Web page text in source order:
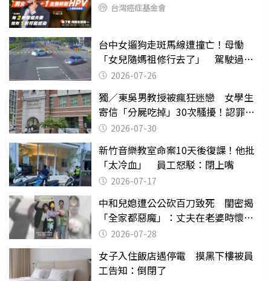
台灣癌症基金會
台中女遛狗走斑馬線遭撞亡！母慟
「女兒隨媽祖修行去了」 駕駛過失
致死判9月
2026-07-26
獨／東吳男教授被瘋狂迷戀 女學生
寄信「分屍吃掉」30次騷擾！認罪免
關 2026-07-30
新竹音樂教室命案10天後復課！他批
「太冷血」 員工怒駁：閉上嘴
2026-07-17
中和兒媳遭公公砍百刀致死 閨密揭
「全家都惡魔」：丈夫在老婆時懷孕
摔東西
2026-07-28
女子入住飯店遇停電 摸黑下樓被員
工告知：倒閉了